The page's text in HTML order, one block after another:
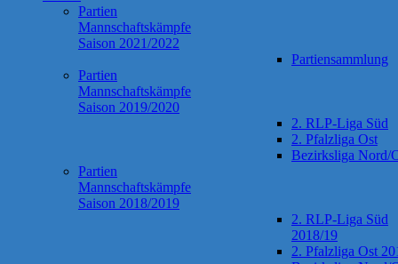
Partien
Mannschaftskämpfe
Saison 2021/2022
Partiensammlung
Partien
Mannschaftskämpfe
Saison 2019/2020
2. RLP-Liga Süd
2. Pfalzliga Ost
Bezirksliga Nord/
Partien
Mannschaftskämpfe
Saison 2018/2019
2. RLP-Liga Süd
2018/19
2. Pfalzliga Ost